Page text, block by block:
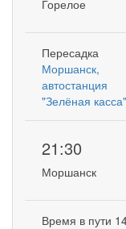
Горелое
Пересадка
Моршанск,
автостанция
"Зелёная касса"
21:30
Моршанск
Время в пути